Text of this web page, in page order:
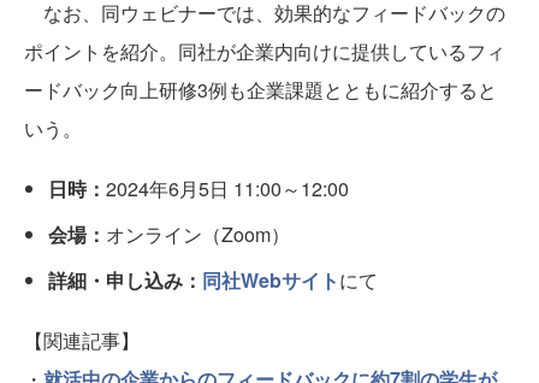
なお、同ウェビナーでは、効果的なフィードバックの
ポイントを紹介。同社が企業内向けに提供しているフィ
ードバック向上研修3例も企業課題とともに紹介すると
いう。
日時： 2024年6月5日 11:00～12:00
会場： オンライン（Zoom）
詳細・申し込み： 同社Webサイトにて
【関連記事】